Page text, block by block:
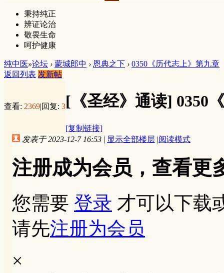
秉持纯正
辨证论治
敬畏生命
呵护健康
纯中医»论坛 › 蒙城郎中 › 恩典之下 › 0350《历代志上》第九章
返回列表 发新帖
查看: 2369|回复: 3[《圣经》通读] 0350
[复制链接]
发表于 2023-12-7 16:53 | 显示全部楼层 |阅读模式
注册成为会员，查看更
您需要 登录 才可以下载
请先注册为会员
×